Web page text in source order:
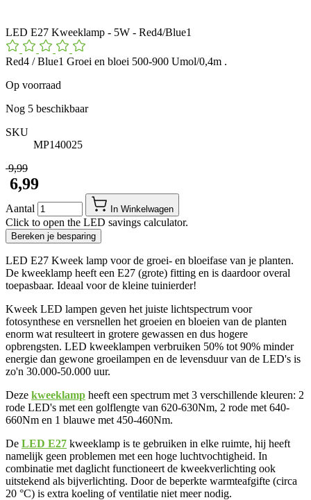
LED E27 Kweeklamp - 5W - Red4/Blue1
Red4 / Blue1 Groei en bloei 500-900 Umol/0,4m .
Op voorraad
Nog 5 beschikbaar
SKU
MP140025
​ 9,99
​ 6,99
Aantal In Winkelwagen
Click to open the LED savings calculator.
Bereken je besparing
LED E27 Kweek lamp voor de groei- en bloeifase van je planten.
De kweeklamp heeft een E27 (grote) fitting en is daardoor overal
toepasbaar. Ideaal voor de kleine tuinierder!
Kweek LED lampen geven het juiste lichtspectrum voor
fotosynthese en versnellen het groeien en bloeien van de planten
enorm wat resulteert in grotere gewassen en dus hogere
opbrengsten. LED kweeklampen verbruiken 50% tot 90% minder
energie dan gewone groeilampen en de levensduur van de LED's is
zo'n 30.000-50.000 uur.
Deze kweeklamp heeft een spectrum met 3 verschillende kleuren: 2
rode LED's met een golflengte van 620-630Nm, 2 rode met 640-
660Nm en 1 blauwe met 450-460Nm.
De LED E27 kweeklamp is te gebruiken in elke ruimte, hij heeft
namelijk geen problemen met een hoge luchtvochtigheid. In
combinatie met daglicht functioneert de kweekverlichting ook
uitstekend als bijverlichting. Door de beperkte warmteafgifte (circa
20 °C) is extra koeling of ventilatie niet meer nodig.